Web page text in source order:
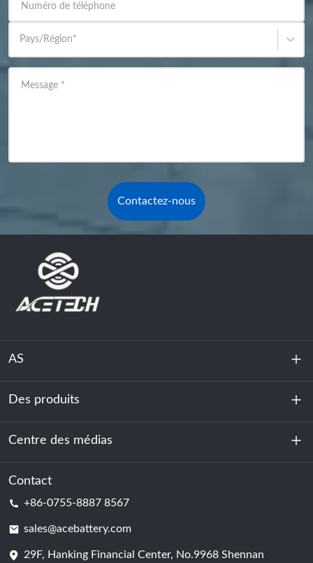
Numéro de téléphone
Pays/Région*
Message *
Contactez-nous
AS
À propos de nous
Durabilité
Des produits
Stockage d'énergie
Centre de données et salle des serveurs
Cellule de batterie
Centre des médias
Nouvelles
Contact
+86-0755-8887 8567
sales@acebattery.com
29F, Hanking Financial Center, No.9968 Shennan